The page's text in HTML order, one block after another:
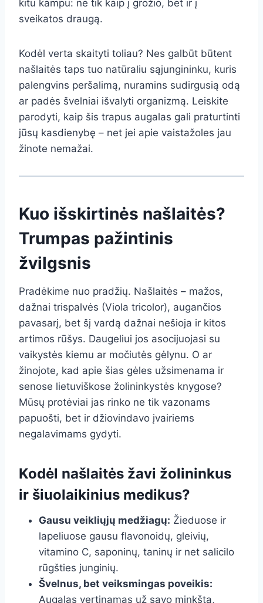
kitu kampu: ne tik kaip į grožio, bet ir į
sveikatos draugą.
Kodėl verta skaityti toliau? Nes galbūt būtent
našlaitės taps tuo natūraliu sąjungininku, kuris
palengvins peršalimą, nuramins sudirgusią odą
ar padės švelniai išvalyti organizmą. Leiskite
parodyti, kaip šis trapus augalas gali praturtinti
jūsų kasdienybę – net jei apie vaistažoles jau
žinote nemažai.
Kuo išskirtinės našlaitės?
Trumpas pažintinis
žvilgsnis
Pradėkime nuo pradžių. Našlaitės – mažos,
dažnai trispalvės (Viola tricolor), augančios
pavasarį, bet šį vardą dažnai nešioja ir kitos
artimos rūšys. Daugeliui jos asocijuojasi su
vaikystės kiemu ar močiutės gėlynu. O ar
žinojote, kad apie šias gėles užsimenama ir
senose lietuviškose žolininkystės knygose?
Mūsų protėviai jas rinko ne tik vazonams
papuošti, bet ir džiovindavo įvairiems
negalavimams gydyti.
Kodėl našlaitės žavi žolininkus
ir šiuolaikinius medikus?
Gausu veikliųjų medžiagų: Žieduose ir
lapeliuose gausu flavonoidų, gleivių,
vitamino C, saponinų, taninų ir net salicilo
rūgšties junginių.
Švelnus, bet veiksmingas poveikis:
Augalas vertinamas už savo minkštą,